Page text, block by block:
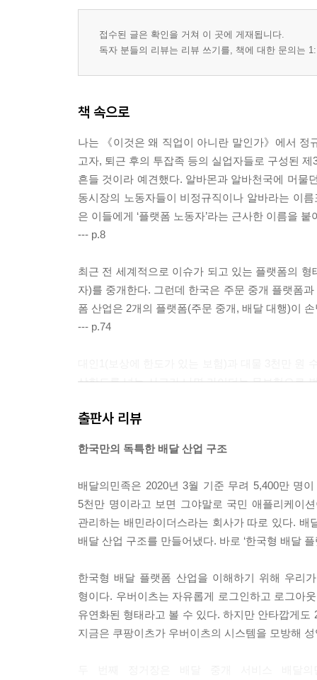
접수된 글은 확인을 거쳐 이 곳에 게재됩니다.
독자 분들의 리뷰는 리뷰 쓰기를, 책에 대한 문의는
책 속으로
나는 《이것은 왜 직업이 아니란 말인가》에서 정
고자, 퇴근 후의 투잡족 등의 실업자들로 구성된
흔들 것이라 예견했다. 알바몬과 알바천국에 머물
동시장의 노동자들이 비정규직이나 알바라는 이
은 이들에게 ‘플랫폼 노동자’라는 근사한 이름을 붙
--- p.8
최근 전 세계적으로 이슈가 되고 있는 플랫폼의
자)를 중개한다. 그런데 한국은 주문 중개 플랫폼
폼 산업은 2개의 플랫폼(주문 중개, 배달 대행)이
--- p.74
상한도를 넘는 사고가 나면 라이더는 무보험으로
가입 대수는 13만 대, 유상운송보험 가입 대수는
--- p.231
월 300만 원은 초보이고 보통 월 400만 원은 번다
보다 주 22시간을 더 일한다. 만약 근로자 신분으
113만 원을 더 지급해야 한다. 노동시간을 고려
최저임금 노동자보다 조금 더 많이 버는 셈이다.
하는데, 어떤 속도로 움직일지 가늠하기 힘들다.
--- p.235~236
출판사 리뷰
한국만의 독특한 배달 산업 구조
배달의민족은 2020년 3월 기준 무려 5,400만 명
5천만 명이라고 보면 그야말로 국민 애플리케이
관리하는 배민라이더스라는 회사가 따로 있다.
배달 산업 구조를 만들어냈다. 바로 ‘한국형 배달
한국형 배달 플랫폼 산업을 이해하기 위해 우리
형이다. 우버이츠는 자유롭게 로그인하고 로그아
유연화된 형태라고 볼 수 있다. 하지만 안타깝게
지금은 쿠팡이츠가 우버이츠의 시스템을 모방해